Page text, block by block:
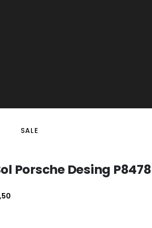
SALE
Porsche Desing